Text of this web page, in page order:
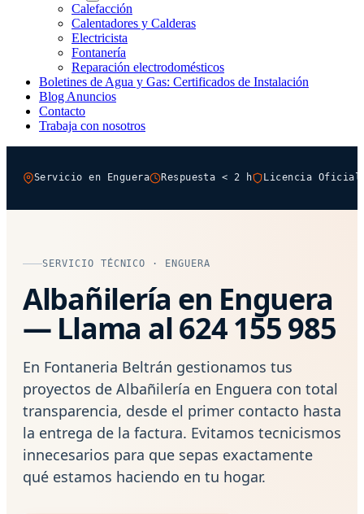
Calefacción
Calentadores y Calderas
Electricista
Fontanería
Reparación electrodomésticos
Boletines de Agua y Gas: Certificados de Instalación
Blog Anuncios
Contacto
Trabaja con nosotros
Servicio en Enguera Respuesta < 2 h Licencia Oficial
SERVICIO TÉCNICO · ENGUERA
Albañilería en Enguera
— Llama al 624 155 985
En Fontaneria Beltrán gestionamos tus
proyectos de Albañilería en Enguera con total
transparencia, desde el primer contacto hasta
la entrega de la factura. Evitamos tecnicismos
innecesarios para que sepas exactamente
qué estamos haciendo en tu hogar.